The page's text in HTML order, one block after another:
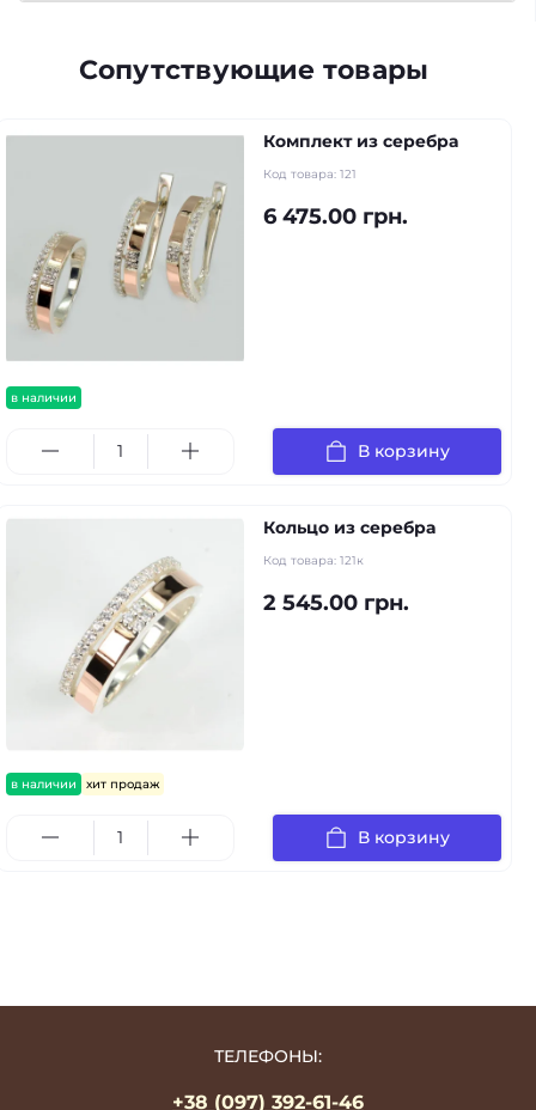
Сопутствующие товары
в наличии
Комплект из серебра
Код товара: 121
6 475.00 грн.
В корзину
в наличии хит продаж
Кольцо из серебра
Код товара: 121к
2 545.00 грн.
В корзину
ТЕЛЕФОНЫ:
+38 (097) 392-61-46